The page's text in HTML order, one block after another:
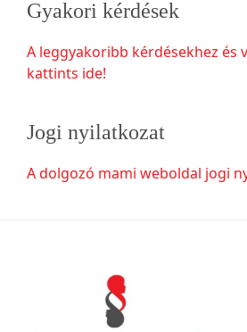
Gyakori kérdések
A leggyakoribb kérdésekhez és
kattints ide!
Jogi nyilatkozat
A dolgozó mami weboldal jogi